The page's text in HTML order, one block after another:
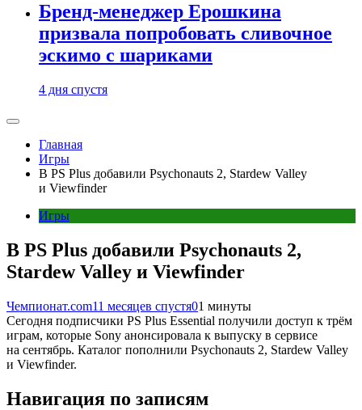
Бренд-менеджер Ерошкина
призвала попробовать сливочное
эскимо с шариками
4 дня спустя
Главная
Игры
В PS Plus добавили Psychonauts 2, Stardew Valley
и Viewfinder
Игры
В PS Plus добавили Psychonauts 2,
Stardew Valley и Viewfinder
Чемпионат.com11 месяцев спустя01 минуты
Сегодня подписчики PS Plus Essential получили доступ к трём
играм, которые Sony анонсировала к выпуску в сервисе
на сентябрь. Каталог пополнили Psychonauts 2, Stardew Valley
и Viewfinder.
Навигация по записям